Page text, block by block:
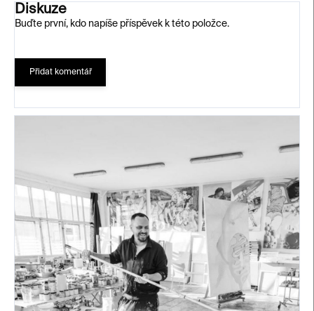
Diskuze
Buďte první, kdo napíše příspěvek k této položce.
Přidat komentář